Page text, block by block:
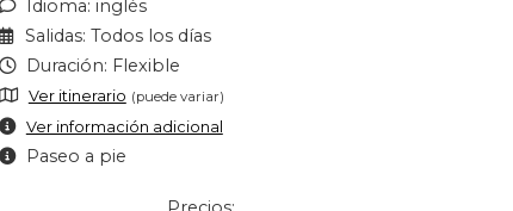
Idioma: inglés
Salidas: Todos los días
Duración: Flexible
Ver itinerario (puede variar)
Ver información adicional
Paseo a pie